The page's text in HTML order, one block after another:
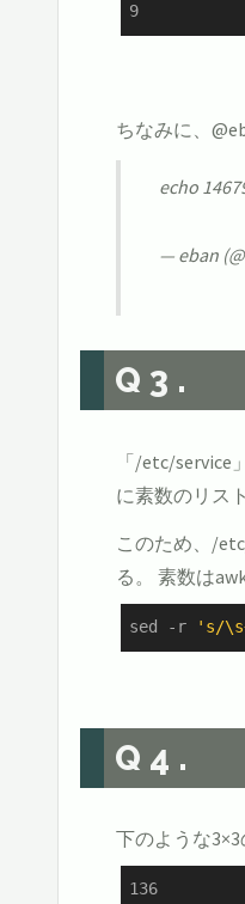
9
ちなみに、
echo
— eban
Q3.
「/etc/
に素数のリス
このため、/
る。 素数は
sed -r 's/
Q4.
下のような
136